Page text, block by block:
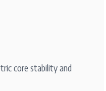
core stability and